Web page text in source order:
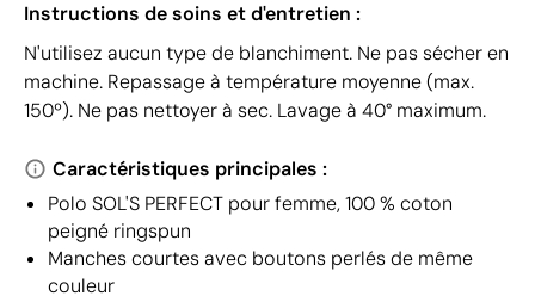
Instructions de soins et d'entretien :
N'utilisez aucun type de blanchiment. Ne pas sécher en
machine. Repassage à température moyenne (max.
150º). Ne pas nettoyer à sec. Lavage à 40° maximum.
Caractéristiques principales :
Polo SOL'S PERFECT pour femme, 100 % coton
peigné ringspun
Manches courtes avec boutons perlés de même
couleur